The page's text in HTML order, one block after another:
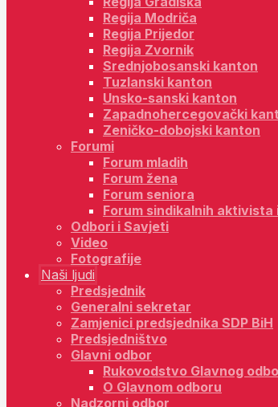
Regija Modriča
Regija Prijedor
Regija Zvornik
Srednjobosanski kanton
Tuzlanski kanton
Unsko-sanski kanton
Zapadnohercegovački
Zeničko-dobojski kanton
Forumi
Forum mladih
Forum žena
Forum seniora
Forum sindikalnih
Odbori i Savjeti
Video
Fotografije
Naši ljudi
Predsjednik
Generalni sekretar
Zamjenici predsjednika SDP BiH
Predsjedništvo
Glavni odbor
Rukovodstvo Glavnog
O Glavnom odboru
Nadzorni odbor